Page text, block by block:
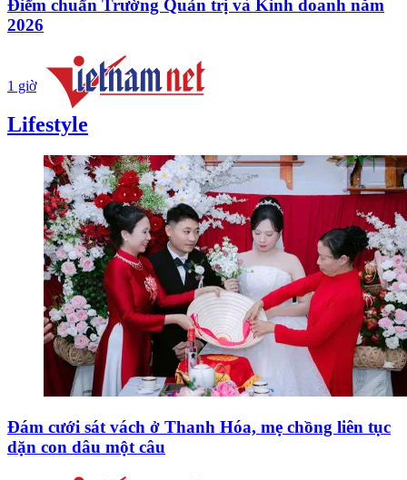
Điểm chuẩn Trường Quản trị và Kinh doanh năm
2026
1 giờ
Lifestyle
Đám cưới sát vách ở Thanh Hóa, mẹ chồng liên tục
dặn con dâu một câu